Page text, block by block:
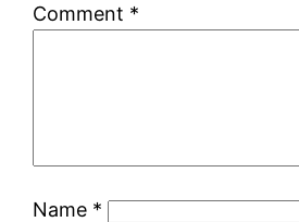
Comment *
Name *